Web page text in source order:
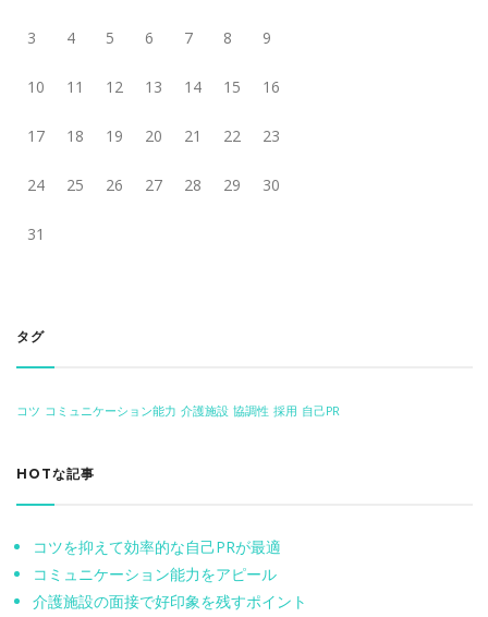
3 4 5 6 7 8 9
10 11 12 13 14 15 16
17 18 19 20 21 22 23
24 25 26 27 28 29 30
31
タグ
コツ コミュニケーション能力 介護施設 協調性 採用 自己PR
HOTな記事
コツを抑えて効率的な自己PRが最適
コミュニケーション能力をアピール
介護施設の面接で好印象を残すポイント